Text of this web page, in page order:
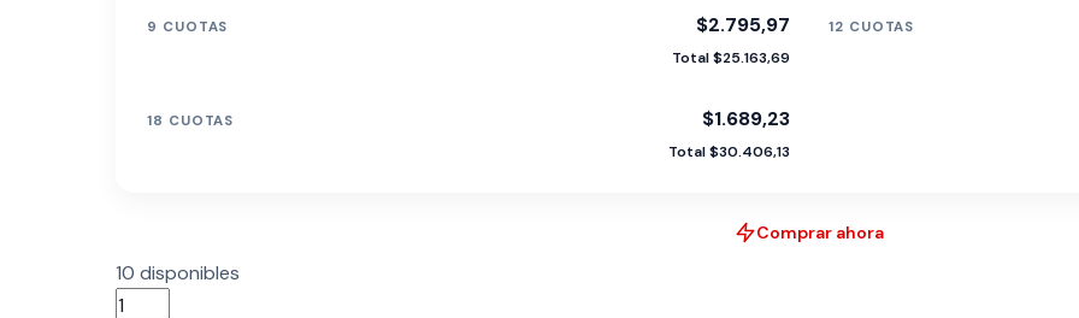
9 CUOTAS $2.795,97
Total $25.163,69
12 CUOTAS
18 CUOTAS $1.689,23
Total $30.406,13
Comprar ahora
10 disponibles
COOLER